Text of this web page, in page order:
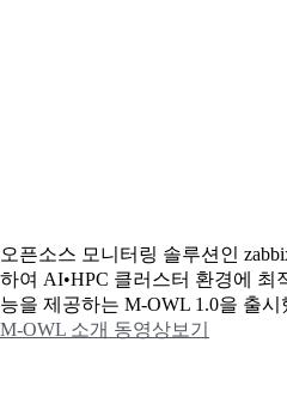
오픈소스 모니터링 솔루션인
하여 AI•HPC 클러스터 환경에 최
능을 제공하는 M-OWL 1.0을 출시
M-OWL 소개 동영상보기